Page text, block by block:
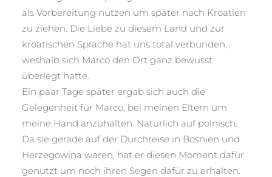
als Vorbereitung nutzen um später nach Kroatien
zu ziehen. Die Liebe zu diesem Land und zur
kroatischen Sprache hat uns total verbunden,
weshalb sich Marco den Ort ganz bewusst
überlegt hatte.
Ein paar Tage später ergab sich auch die
Gelegenheit für Marco, bei meinen Eltern um
meine Hand anzuhalten. Natürlich auf polnisch.
Da sie gerade auf der Durchreise in Bosnien und
Herzegowina waren, hat er diesen Moment dafür
genutzt um noch ihren Segen dafür zu erhalten.